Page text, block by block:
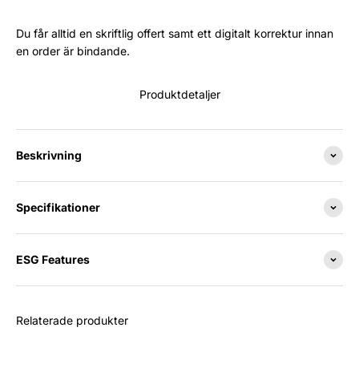
Du får alltid en skriftlig offert samt ett digitalt korrektur innan
en order är bindande.
Produktdetaljer
Beskrivning
Specifikationer
ESG Features
Relaterade produkter